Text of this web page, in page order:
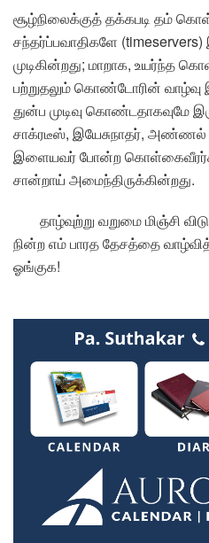
சூழ்நிலைக்குத் தக்கபடி தம்
சந்தர்ப்பவாதிகளே
முடிகின்றது; மாறாக, உயர்ந்த
பற்றுதலும் கொண்டோரின்
துன்ப முடிவு கொண்டதாகவுமே
சாக்ரடீஸ், இயேசுநாதர், அண்ணல்
இளையவர் போன்ற
சான்றாய் அமைந்திருக்கின்றது.
தாழ்வுற்று வறுமை மிஞ்சி
நின்ற எம் பாரத தேசத்தை
ஓங்குக!